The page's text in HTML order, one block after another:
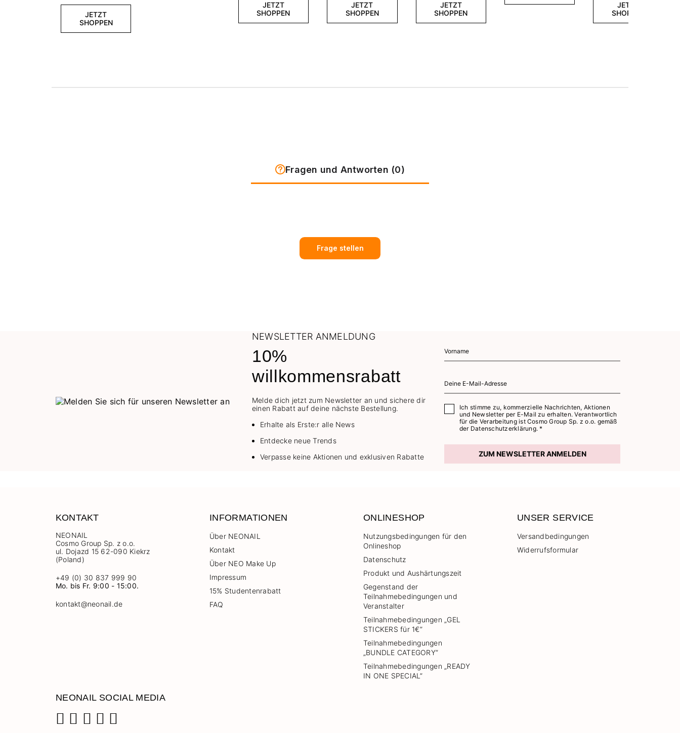
JETZT
SHOPPEN
JETZT
SHOPPEN
JETZT
SHOPPEN
JETZT
SHOPPEN
JETZT
SHOPPEN
Fragen und Antworten (0)
Frage stellen
NEWSLETTER ANMELDUNG
10%
willkommensrabatt
Melde dich jetzt zum Newsletter an und sichere dir
einen Rabatt auf deine nächste Bestellung.
Erhalte als Erste:r alle News
Entdecke neue Trends
Verpasse keine Aktionen und exklusiven Rabatte
Ich stimme zu, kommerzielle Nachrichten, Aktionen
und Newsletter per E-Mail zu erhalten. Verantwortlich
für die Verarbeitung ist Cosmo Group Sp. z o.o. gemäß
der Datenschutzerklärung. *
ZUM NEWSLETTER ANMELDEN
KONTAKT
NEONAIL
Cosmo Group Sp. z o.o.
ul. Dojazd 15 62-090 Kiekrz
(Poland)
+49 (0) 30 837 999 90
Mo. bis Fr. 9:00 - 15:00.
kontakt@neonail.de
INFORMATIONEN
Über NEONAIL
Kontakt
Über NEO Make Up
Impressum
15% Studentenrabatt
FAQ
ONLINESHOP
Nutzungsbedingungen für den
Onlineshop
Datenschutz
Produkt und Aushärtungszeit
Gegenstand der
Teilnahmebedingungen und
Veranstalter
Teilnahmebedingungen „GEL
STICKERS für 1€”
Teilnahmebedingungen
„BUNDLE CATEGORY”
Teilnahmebedingungen „READY
IN ONE SPECIAL”
UNSER SERVICE
Versandbedingungen
Widerrufsformular
NEONAIL SOCIAL MEDIA